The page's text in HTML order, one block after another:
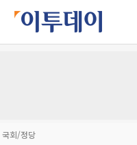
국회/정당